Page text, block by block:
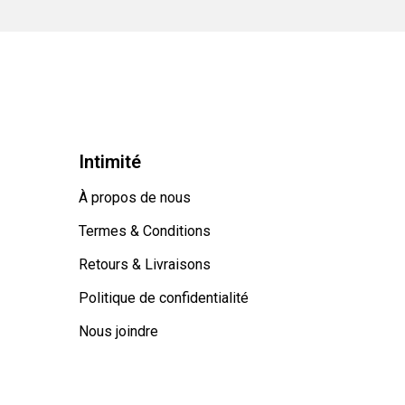
Intimité
À propos de nous
Termes & Conditions
Retours & Livraisons
Politique de confidentialité
Nous joindre